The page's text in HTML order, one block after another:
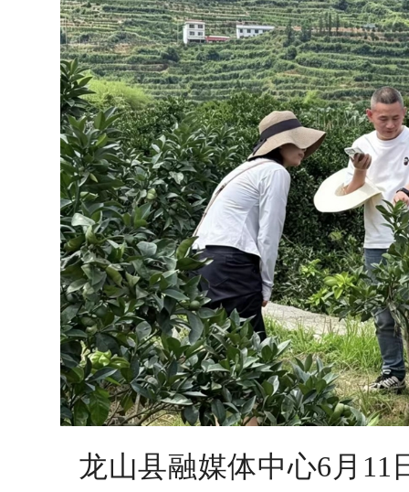
龙山县融媒体中心6月